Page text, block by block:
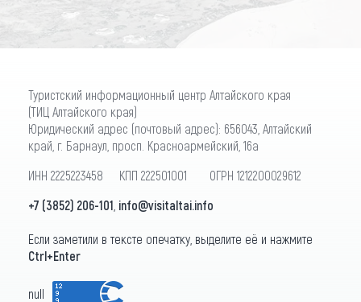
Туристский информационный центр Алтайского края
(ТИЦ Алтайского края)
Юридический адрес (почтовый адрес): 656043, Алтайский
край, г. Барнаул, просп. Красноармейский, 16а
ИНН 2225223458 КПП 222501001 ОГРН 1212200029612
+7 (3852) 206-101 info@visitaltai.info
Если заметили в тексте опечатку, выделите её и нажмите
Ctrl+Enter
null